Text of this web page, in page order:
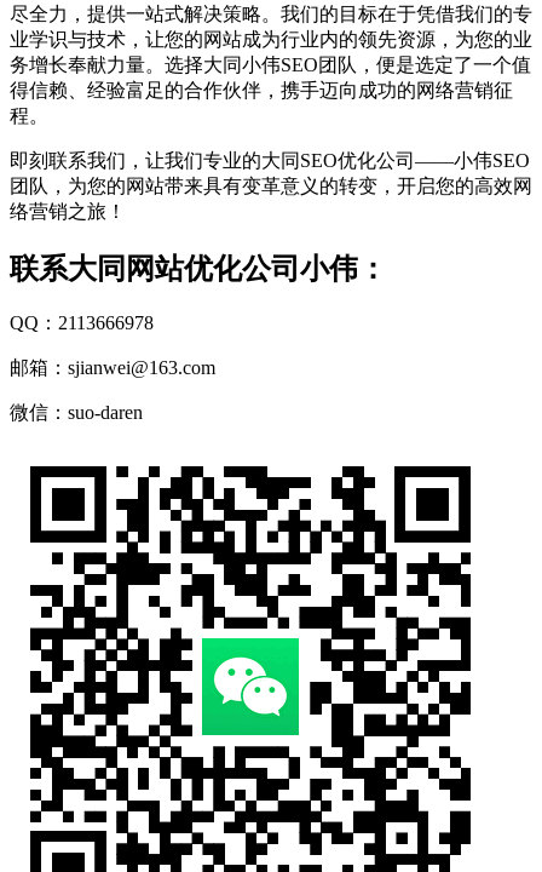
尽全力，提供一站式解决策略。我们的目标在于凭借我们的专
业学识与技术，让您的网站成为行业内的领先资源，为您的业
务增长奉献力量。选择大同小伟SEO团队，便是选定了一个值
得信赖、经验富足的合作伙伴，携手迈向成功的网络营销征
程。
即刻联系我们，让我们专业的大同SEO优化公司——小伟SEO
团队，为您的网站带来具有变革意义的转变，开启您的高效网
络营销之旅！
联系大同网站优化公司小伟：
QQ：2113666978
邮箱：sjianwei@163.com
微信：suo-daren